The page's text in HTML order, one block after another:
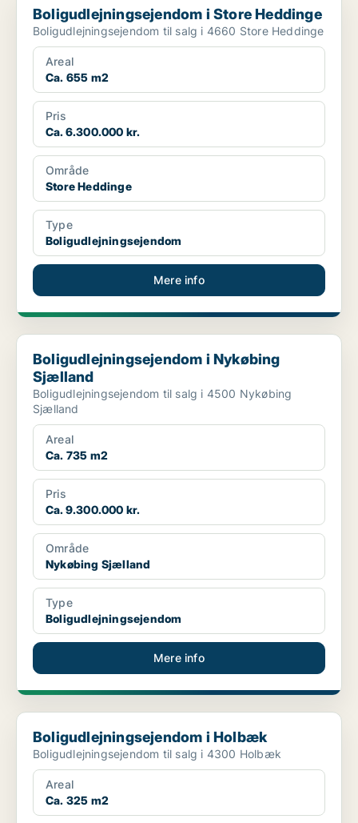
Boligudlejningsejendom i Store Heddinge
Boligudlejningsejendom til salg i 4660 Store Heddinge
Areal
Ca. 655 m2
Pris
Ca. 6.300.000 kr.
Område
Store Heddinge
Type
Boligudlejningsejendom
Mere info
Boligudlejningsejendom i Nykøbing Sjælland
Boligudlejningsejendom i Nykøbing
Sjælland
Boligudlejningsejendom til salg i 4500 Nykøbing
Sjælland
Areal
Ca. 735 m2
Pris
Ca. 9.300.000 kr.
Område
Nykøbing Sjælland
Type
Boligudlejningsejendom
Mere info
Boligudlejningsejendom i Holbæk
Boligudlejningsejendom i Holbæk
Boligudlejningsejendom til salg i 4300 Holbæk
Areal
Ca. 325 m2